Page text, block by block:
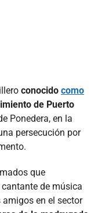
conocido como
de Puerto
Ponedera, en la
persecución por
que
de música
en el sector